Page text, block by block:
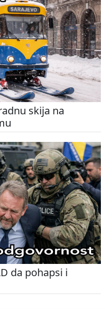
skija na
da pohapsi i